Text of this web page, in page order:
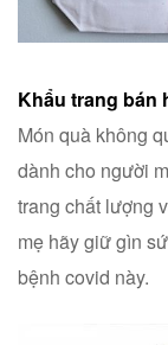
Khẩu trang bán
Món quà không
dành cho người
trang chất lượng
mẹ hãy giữ gìn
bệnh covid này.